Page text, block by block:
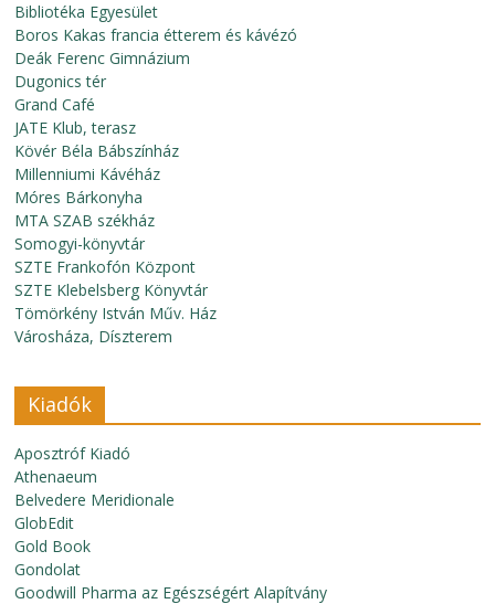
Bibliotéka Egyesület
Boros Kakas francia étterem és kávézó
Deák Ferenc Gimnázium
Dugonics tér
Grand Café
JATE Klub, terasz
Kövér Béla Bábszínház
Millenniumi Kávéház
Móres Bárkonyha
MTA SZAB székház
Somogyi-könyvtár
SZTE Frankofón Központ
SZTE Klebelsberg Könyvtár
Tömörkény István Műv. Ház
Városháza, Díszterem
Kiadók
Aposztróf Kiadó
Athenaeum
Belvedere Meridionale
GlobEdit
Gold Book
Gondolat
Goodwill Pharma az Egészségért Alapítvány